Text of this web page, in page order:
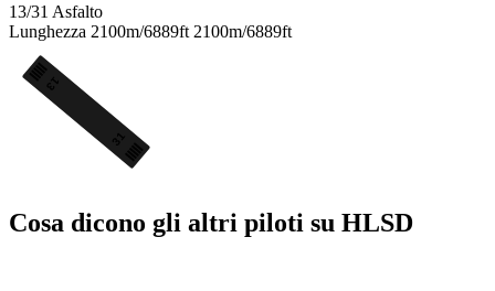
13/31 Asfalto
Lunghezza 2100m/6889ft 2100m/6889ft
31
13
Cosa dicono gli altri piloti su HLSD